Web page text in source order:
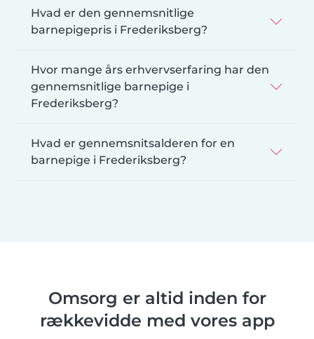
Hvad er den gennemsnitlige
barnepigepris i Frederiksberg?
Hvor mange års erhvervserfaring har den
gennemsnitlige barnepige i
Frederiksberg?
Hvad er gennemsnitsalderen for en
barnepige i Frederiksberg?
Omsorg er altid inden for
rækkevidde med vores app